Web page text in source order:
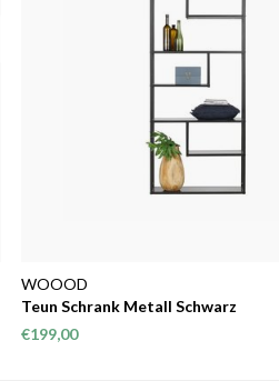
WOOOD
Teun Schrank Metall Schwarz
€199,00